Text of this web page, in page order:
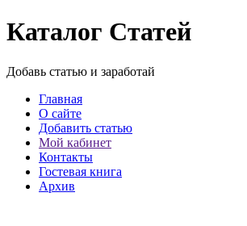
Каталог Статей
Добавь статью и заработай
Главная
О сайте
Добавить статью
Мой кабинет
Контакты
Гостевая книга
Архив